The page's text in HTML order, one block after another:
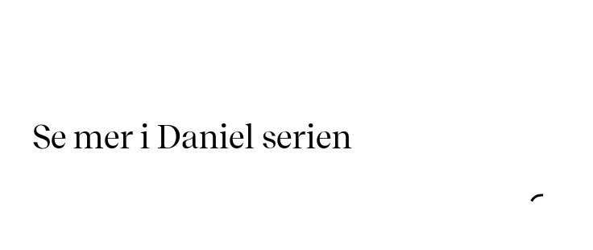
Se mer i Daniel serien